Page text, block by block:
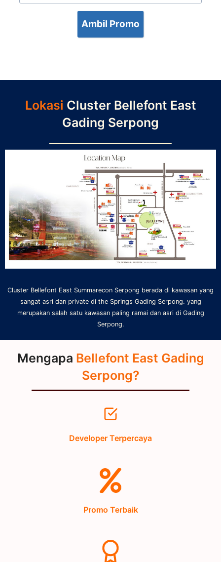
Ambil Promo
Lokasi Cluster Bellefont East
Gading Serpong
Cluster Bellefont East Summarecon Serpong berada di kawasan yang
sangat asri dan private di the Springs Gading Serpong. yang
merupakan salah satu kawasan paling ramai dan asri di Gading
Serpong.
Mengapa Bellefont East Gading
Serpong?
Developer Terpercaya
Promo Terbaik